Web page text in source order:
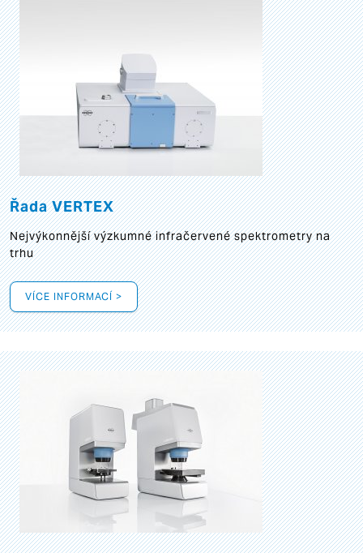
Řada VERTEX
Nejvýkonnější výzkumné infračervené spektrometry na
trhu
VÍCE INFORMACÍ >